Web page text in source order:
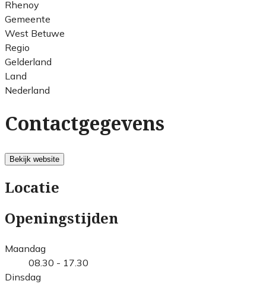
Rhenoy
Gemeente
West Betuwe
Regio
Gelderland
Land
Nederland
Contactgegevens
Bekijk website
Locatie
Openingstijden
Maandag
08.30 - 17.30
Dinsdag